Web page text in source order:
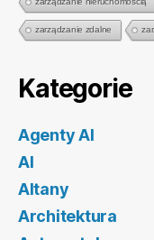
zarządzanie zdalne
Kategorie
Agenty AI
AI
Altany
Architektura